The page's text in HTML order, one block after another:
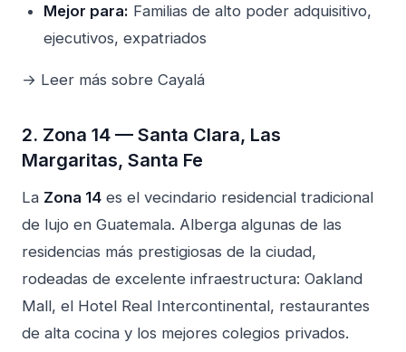
Mejor para: Familias de alto poder adquisitivo,
ejecutivos, expatriados
→ Leer más sobre Cayalá
2. Zona 14 — Santa Clara, Las
Margaritas, Santa Fe
La Zona 14 es el vecindario residencial tradicional
de lujo en Guatemala. Alberga algunas de las
residencias más prestigiosas de la ciudad,
rodeadas de excelente infraestructura: Oakland
Mall, el Hotel Real Intercontinental, restaurantes
de alta cocina y los mejores colegios privados.